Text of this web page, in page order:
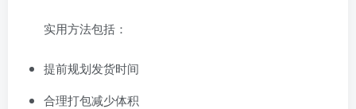
实用方法包括：
提前规划发货时间
合理打包减少体积